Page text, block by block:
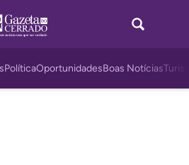
PolíticaOportunidadesBoas Notícias